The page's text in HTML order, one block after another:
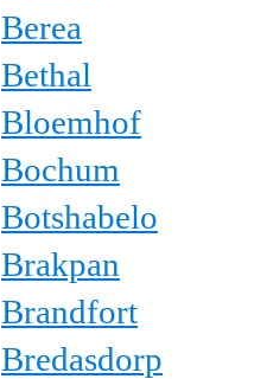
Berea
Bethal
Bloemhof
Bochum
Botshabelo
Brakpan
Brandfort
Bredasdorp